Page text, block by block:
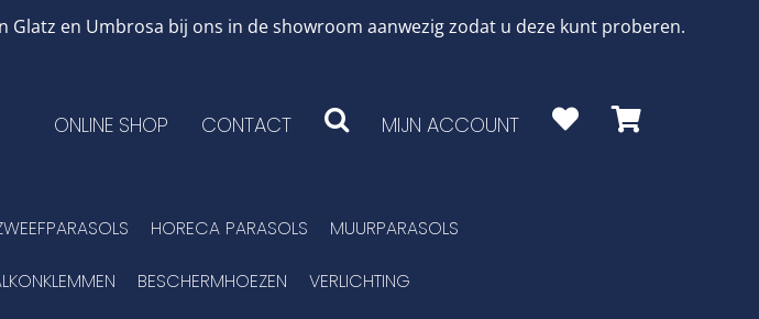
en Umbrosa bij ons in de showroom aanwezig zodat u deze kunt proberen.
ONLINE SHOP CONTACT MIJN ACCOUNT
HORECA PARASOLS MUURPARASOLS
BESCHERMHOEZEN VERLICHTING